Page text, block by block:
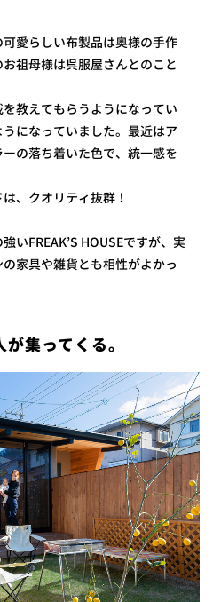
愛らしい布製品は奥様の手作
祖母様は呉服屋さんとのこと
を教えてもらうようになってい
になっていました。最近はア
の落ち着いた色で、統一感を
、クオリティ抜群！
いFREAK’S HOUSEですが、実
家具や雑貨とも相性がよかっ
集ってくる。